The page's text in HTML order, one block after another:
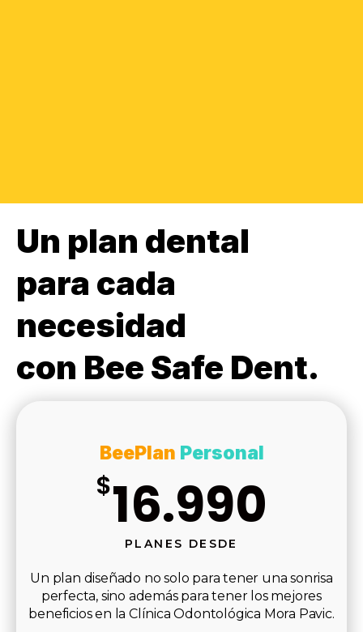
Un plan dental
para cada
necesidad
con Bee Safe Dent.
BeePlan Personal
$16.990
PLANES DESDE
Un plan diseñado no solo para tener una sonrisa
perfecta, sino además para tener los mejores
beneficios en la Clínica Odontológica Mora Pavic.